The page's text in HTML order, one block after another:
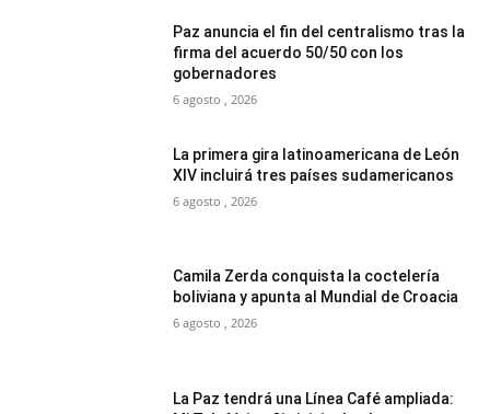
Paz anuncia el fin del centralismo tras la
firma del acuerdo 50/50 con los
gobernadores
6 agosto , 2026
La primera gira latinoamericana de León
XIV incluirá tres países sudamericanos
6 agosto , 2026
Camila Zerda conquista la coctelería
boliviana y apunta al Mundial de Croacia
6 agosto , 2026
La Paz tendrá una Línea Café ampliada: